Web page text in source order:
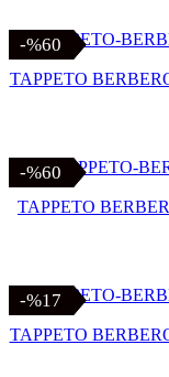
-%60
-%60
TAPPETO
-%60
-%60
TAPPETO
-%17
-%17
TAPPETO